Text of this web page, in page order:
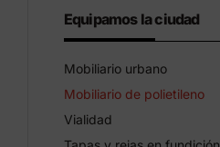
Equipamos la ciudad
Mobiliario urbano
Mobiliario de polietileno
Vialidad